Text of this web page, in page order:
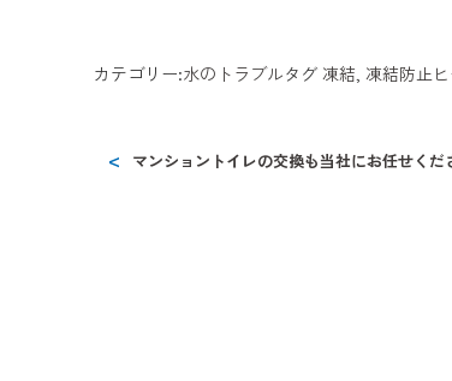
カテゴリー:水のトラブルタグ凍結 ,凍結防止
マンショントイレの交換も当社にお任せくだ